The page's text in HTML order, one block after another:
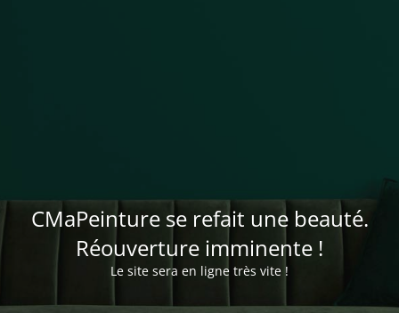
CMaPeinture se refait une beauté.
Réouverture imminente !
Le site sera en ligne très vite !